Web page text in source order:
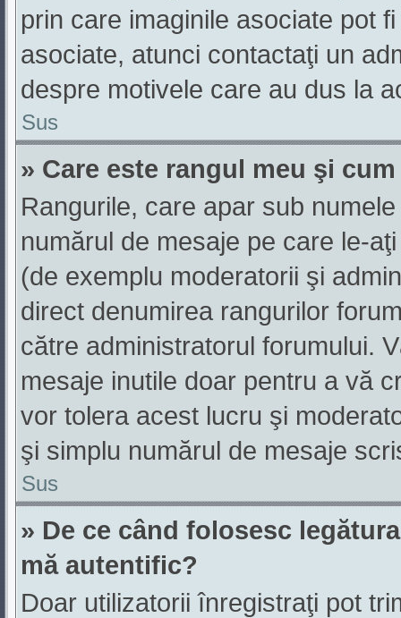
prin care imaginile asociate pot
asociate, atunci contactaţi un
despre motivele care au dus la
Sus
» Care este rangul meu şi
Rangurile, care apar sub
numărul de mesaje pe care le-
(de exemplu moderatorii şi
direct denumirea rangurilor
către administratorul forumului.
mesaje inutile doar pentru a vă
vor tolera acest lucru şi
şi simplu numărul de mesaje
Sus
» De ce când folosesc
mă autentific?
Doar utilizatorii înregistraţi pot